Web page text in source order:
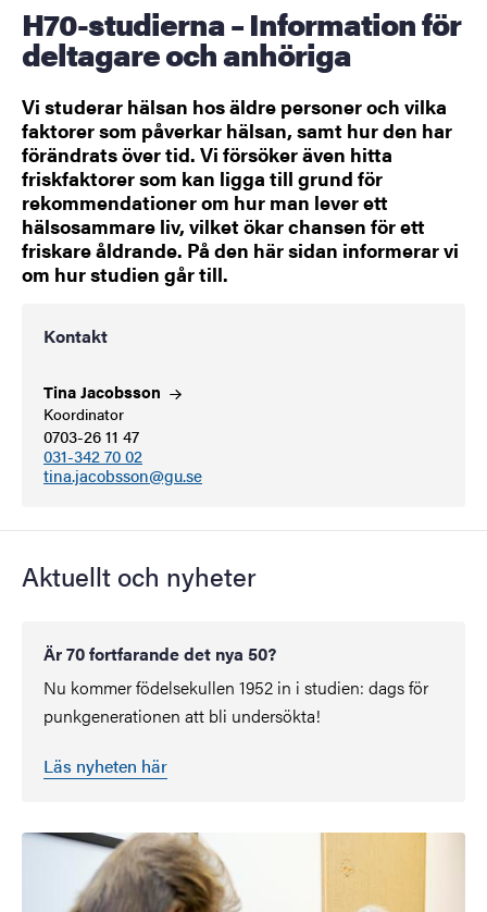
H70-studierna – Information för
deltagare och anhöriga
Vi studerar hälsan hos äldre personer och vilka
faktorer som påverkar hälsan, samt hur den har
förändrats över tid. Vi försöker även hitta
friskfaktorer som kan ligga till grund för
rekommendationer om hur man lever ett
hälsosammare liv, vilket ökar chansen för ett
friskare åldrande. På den här sidan informerar vi
om hur studien går till.
Kontakt
TinaJacobsson
Koordinator
0703-26 11 47
031-342 70 02
tina.jacobsson@gu.se
Aktuellt och nyheter
Är 70 fortfarande det nya 50?
Nu kommer födelsekullen 1952 in i studien: dags för
punkgenerationen att bli undersökta!
Läs nyheten här